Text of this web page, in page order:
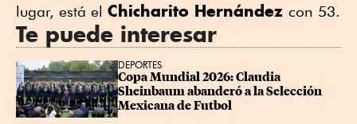
lugar, está el Chicharito Hernández con 53.
Te puede interesar
DEPORTES
Copa Mundial 2026: Claudia
Sheinbaum abanderó a la Selección
Mexicana de Futbol